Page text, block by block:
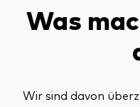
Was
Wir sind davon